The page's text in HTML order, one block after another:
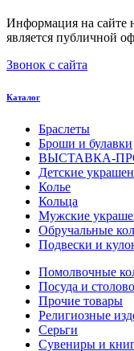
Информация на сайте
является публичной
Звонок с сайта
Каталог
Браслеты
Броши и булавки
ВЫСТАВКА-
Детские
Колье
Кольца
Мужские
Обручальные
Подвески и
Помолвочные
Посуда и
Прочие товары
Религиозные
Серьги
Сувениры и